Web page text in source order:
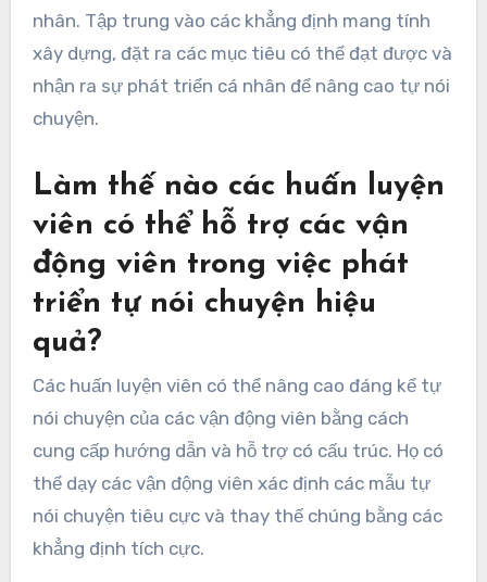
Các sai lầm phổ biến nào mà
các vận động viên nên tránh
trong tự nói chuyện?
cực, kỳ vọng không thực tế và so sánh với người
khác. Những sai lầm này có thể cản trở sự kiên
cường tâm lý và hiệu suất tối ưu. Tự nói chuyện
tiêu cực dẫn đến sự giảm sút sự tự tin, trong khi
kỳ vọng không thực tế tạo ra áp lực không cần
thiết. So sánh bản thân với người khác có thể
nhân. Tập trung vào các khẳng định mang tính
xây dựng, đặt ra các mục tiêu có thể đạt được và
nhận ra sự phát triển cá nhân để nâng cao tự nói
chuyện.
Làm thế nào các huấn luyện